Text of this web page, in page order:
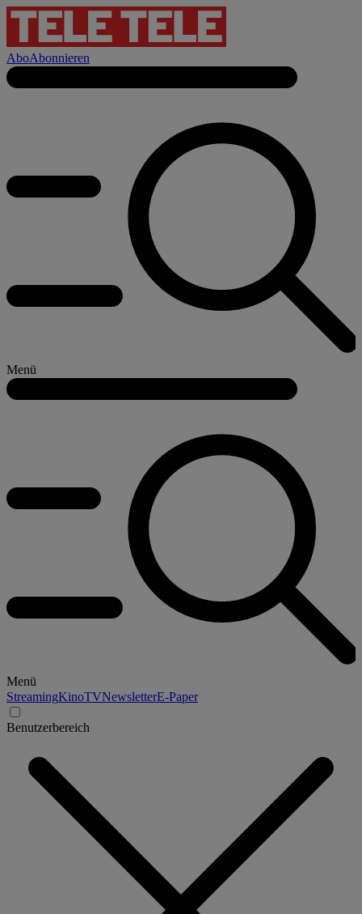
AboAbonnieren
Menü
Menü
StreamingKinoTVNewsletterE-Paper
Benutzerbereich